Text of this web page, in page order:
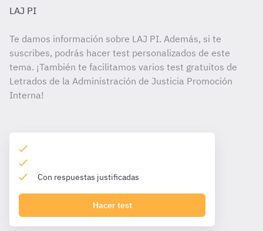
LAJ PI
Te damos información sobre LAJ PI. Además, si te
suscribes, podrás hacer test personalizados de este
tema. ¡También te facilitamos varios test gratuitos de
Letrados de la Administración de Justicia Promoción
Interna!
Con respuestas justificadas
Hacer test